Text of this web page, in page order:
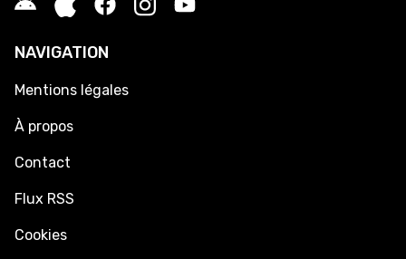
NAVIGATION
Mentions légales
À propos
Contact
Flux RSS
Cookies